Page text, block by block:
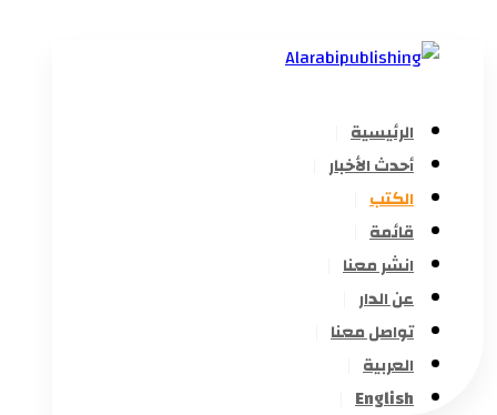
الرئيسية
أحدث الأخبار
الكتب
قائمة
انشر معنا
عن الدار
تواصل معنا
العربية
English